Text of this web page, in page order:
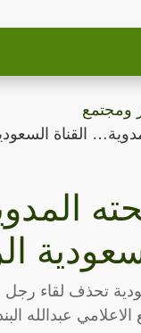
ومجتمع
القناة
تحذف لقاء رجل
عبدالله